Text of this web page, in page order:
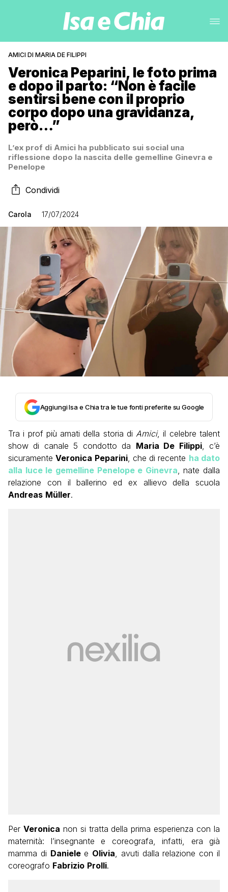
AMICI DI MARIA DE FILIPPI
Veronica Peparini, le foto prima
e dopo il parto: “Non è facile
sentirsi bene con il proprio
corpo dopo una gravidanza,
però…”
L’ex prof di Amici ha pubblicato sui social una
riflessione dopo la nascita delle gemelline Ginevra e
Penelope
Condividi
Carola 17/07/2024
Aggiungi Isa e Chia tra le tue fonti preferite su Google
Tra i prof più amati della storia di Amici, il celebre talent
show di canale 5 condotto da Maria De Filippi, c’è
sicuramenteVeronica Peparini, che di recente ha dato
alla luce le gemelline Penelope e Ginevra , nate dalla
relazione con il ballerino ed ex allievo della scuola
Andreas Müller.
Per Veronica non si tratta della prima esperienza con la
maternità: l’insegnante e coreografa, infatti, era già
mamma di Danielee Olivia , avuti dalla relazione con il
coreografo Fabrizio Prolli.